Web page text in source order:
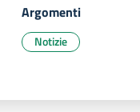
Argomenti
Notizie